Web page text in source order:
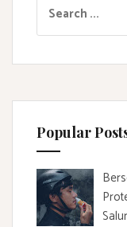
a
r
h
o
r
:
Popular